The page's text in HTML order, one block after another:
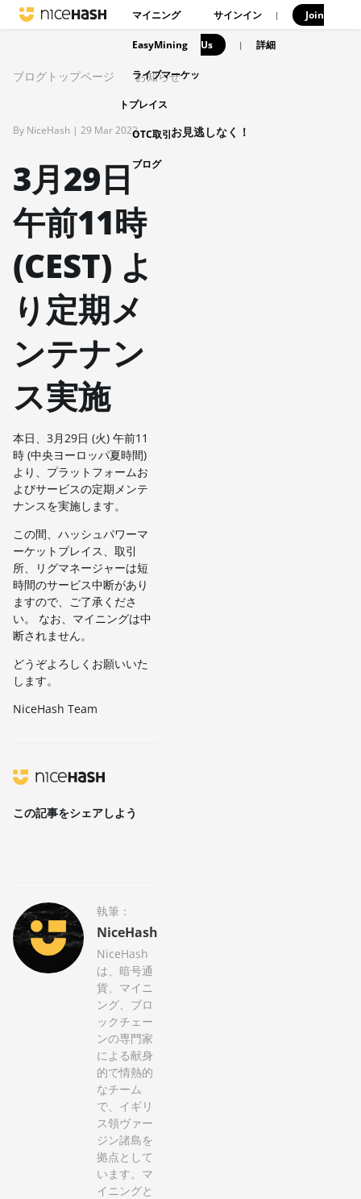
マイニング
EasyMining
ライブマーケッ
トプレイス
OTC取引
ブログ
サインイン | Join
Us | 詳細
ブログトップページ お知らせ
By NiceHash | 29 Mar 2022
3月29日
午前11時
(CEST) よ
り定期メ
ンテナン
ス実施
本日、3月29日 (火) 午前11
時 (中央ヨーロッパ夏時間)
より、プラットフォームお
よびサービスの定期メンテ
ナンスを実施します。
この間、ハッシュパワーマ
ーケットプレイス、取引
所、リグマネージャーは短
時間のサービス中断があり
ますので、ご了承くださ
い。 なお、マイニングは中
断されません。
どうぞよろしくお願いいた
します。
NiceHash Team
この記事をシェアしよう
執筆：
NiceHash
NiceHash
は、暗号通
貨、マイニ
ング、ブロ
ックチェー
ンの専門家
による献身
的で情熱的
なチーム
で、イギリ
ス領ヴァー
ジン諸島を
拠点として
います。マ
イニングと
お見逃しなく！